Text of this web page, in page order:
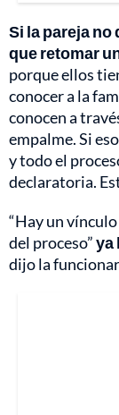
Si la pareja no
que retomar
porque ellos
conocer a la
conocen a
empalme. Si
y todo el
declaratoria.
“Hay un
del proceso”ya
dijo la